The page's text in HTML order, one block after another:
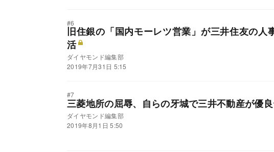
#6
旧住銀の「国内モーレツ営業」が三井住友の人
活
ダイヤモンド編集部
2019年7月31日 5:15
#7
三菱地所の屈辱、自らの牙城で三井不動産が優
ダイヤモンド編集部
2019年8月1日 5:50